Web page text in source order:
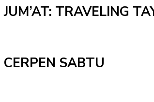
JUM’AT: TRAVELING
CERPEN SABTU